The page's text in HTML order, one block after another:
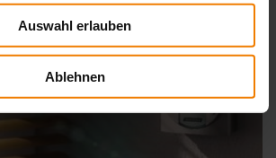
Auswahl erlauben
Ablehnen